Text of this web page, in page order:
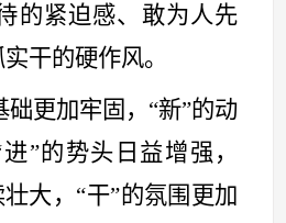
的紧迫感、敢为人先
干的硬作风。
础更加牢固， “新”的动
进”的势头日益增强，
大， “干”的氛围更加